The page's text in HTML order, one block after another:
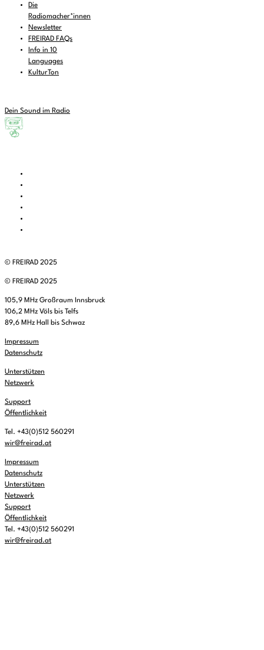
Die
Radiomacher*innen
Newsletter
FREIRAD FAQs
Info in 10
Languages
KulturTon
Dein Sound im Radio
© FREIRAD 2025
© FREIRAD 2025
105,9 MHz Großraum Innsbruck
106,2 MHz Völs bis Telfs
89,6 MHz Hall bis Schwaz
Impressum
Datenschutz
Unterstützen
Netzwerk
Support
Öffentlichkeit
Tel. +43(0)512 560291
wir@freirad.at
Impressum
Datenschutz
Unterstützen
Netzwerk
Support
Öffentlichkeit
Tel. +43(0)512 560291
wir@freirad.at